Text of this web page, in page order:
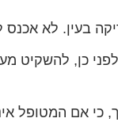
בעין. לא אכנס
כן, להשקיט
כי אם המטופל